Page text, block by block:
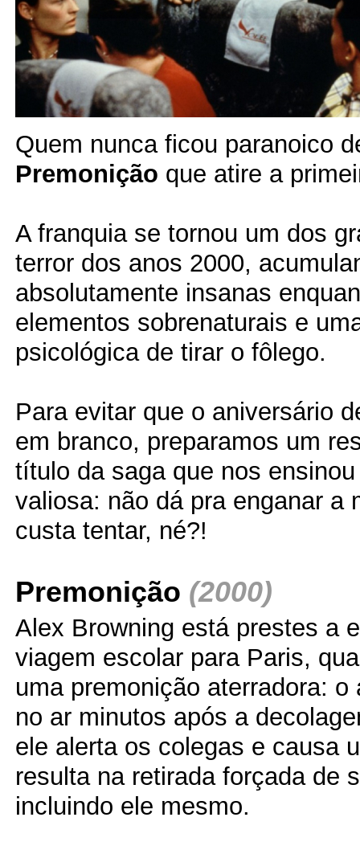
Quem nunca ficou paranoico
Premonição que atire a
A franquia se tornou um dos
terror dos anos 2000,
absolutamente insanas
elementos sobrenaturais e
psicológica de tirar o fôlego.
Para evitar que o aniversário
em branco, preparamos um
título da saga que nos
valiosa: não dá pra enganar a
custa tentar, né?!
Premonição (2000)
Alex Browning está prestes a
viagem escolar para Paris,
uma premonição aterradora: o
no ar minutos após a
ele alerta os colegas e causa
resulta na retirada forçada de
incluindo ele mesmo.